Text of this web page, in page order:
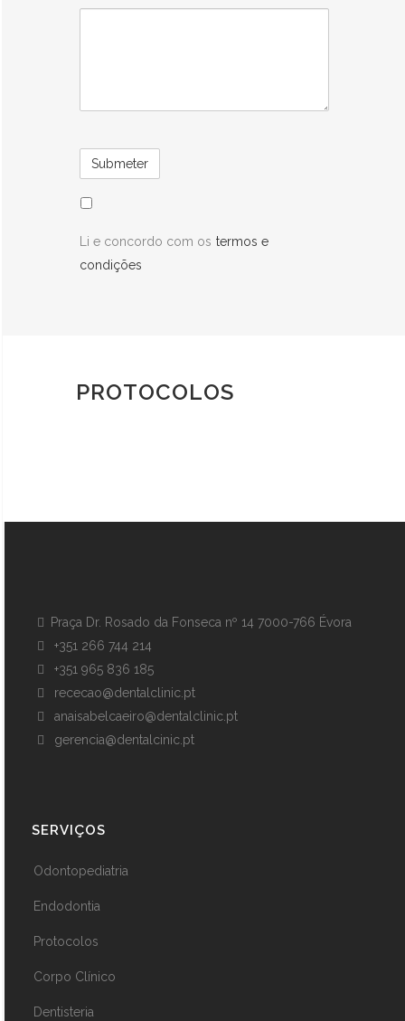
Li e concordo com os termos e
condições
PROTOCOLOS
Praça Dr. Rosado da Fonseca nº 14 7000-766 Évora
+351 266 744 214
+351 965 836 185
rececao@dentalclinic.pt
anaisabelcaeiro@dentalclinic.pt
gerencia@dentalcinic.pt
SERVIÇOS
Odontopediatria
Endodontia
Protocolos
Corpo Clínico
Dentisteria